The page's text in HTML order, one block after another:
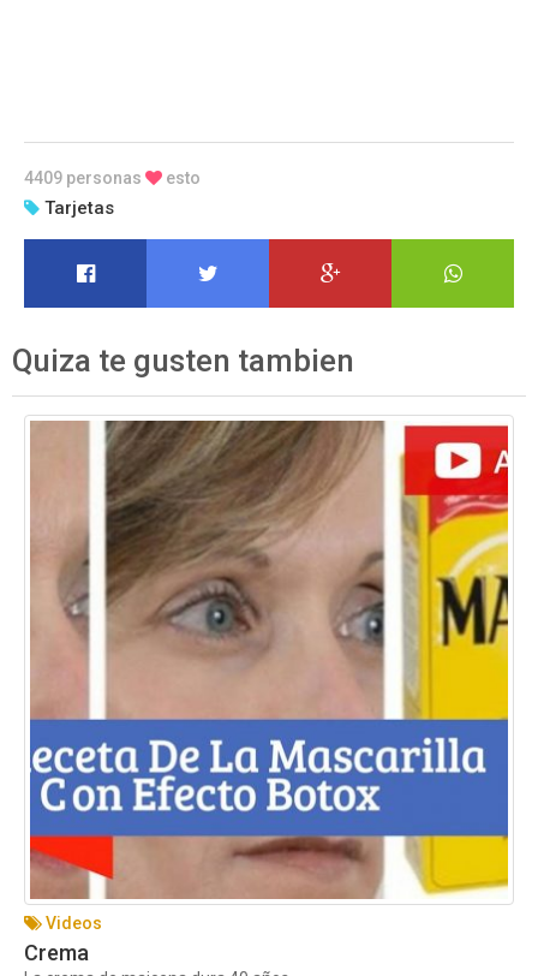
4409 personas esto
Tarjetas
Quiza te gusten tambien
Videos
Crema